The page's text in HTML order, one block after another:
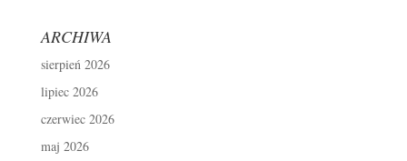
ARCHIWA
sierpień 2026
lipiec 2026
czerwiec 2026
maj 2026